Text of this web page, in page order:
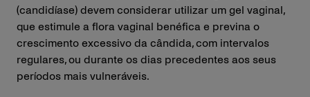
(candidíase) devem considerar utilizar um gel vaginal,
que estimule a flora vaginal benéfica e previna o
crescimento excessivo da cândida, com intervalos
regulares, ou durante os dias precedentes aos seus
períodos mais vulneráveis.